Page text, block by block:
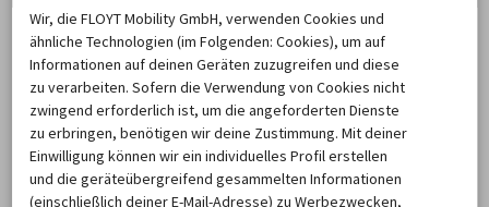
billiger-mietwagen.de finden Sie immer die besten
Angebote und können sich auch für diese Monate die
günstigsten Preise sichern. Die Zahlen lassen darauf
schließen, dass sich die restlichen Monate des Jahres
auch gut dazu eignen, wenn Sie einmal spontan ein Auto
mieten möchten in Perth. Aber trotzdem gilt: Der frühe
Vogel fängt den Wurm. Also buchen Sie auch in den
Wir, die FLOYT Mobility GmbH, verwenden Cookies und
ähnliche Technologien (im Folgenden: Cookies), um auf
Informationen auf deinen Geräten zuzugreifen und diese
zu verarbeiten. Sofern die Verwendung von Cookies nicht
zwingend erforderlich ist, um die angeforderten Dienste
zu erbringen, benötigen wir deine Zustimmung. Mit deiner
Einwilligung können wir ein individuelles Profil erstellen
und die geräteübergreifend gesammelten Informationen
(einschließlich deiner E-Mail-Adresse) zu Werbezwecken,